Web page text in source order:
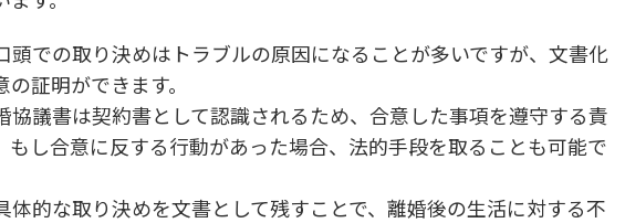
頭での取り決めはトラブルの原因になることが多いですが、文書化
証明ができます。
協議書は契約書として認識されるため、合意した事項を遵守する責
もし合意に反する行動があった場合、法的手段を取ることも可能で
体的な取り決めを文書として残すことで、離婚後の生活に対する不